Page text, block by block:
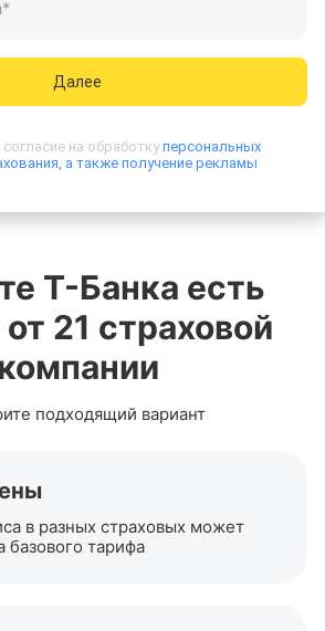
*
Далее
на обработку персональных
а также получение рекламы
Т-Банка есть
21 страховой
подходящий вариант
в разных страховых может
базового тарифа